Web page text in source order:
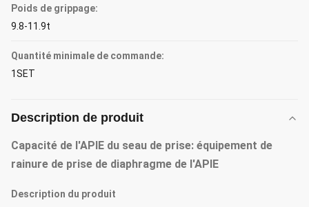
Poids de grippage:
9.8-11.9t
Quantité minimale de commande:
1SET
Description de produit
Capacité de l'APIE du seau de prise: équipement de
rainure de prise de diaphragme de l'APIE
Description du produit